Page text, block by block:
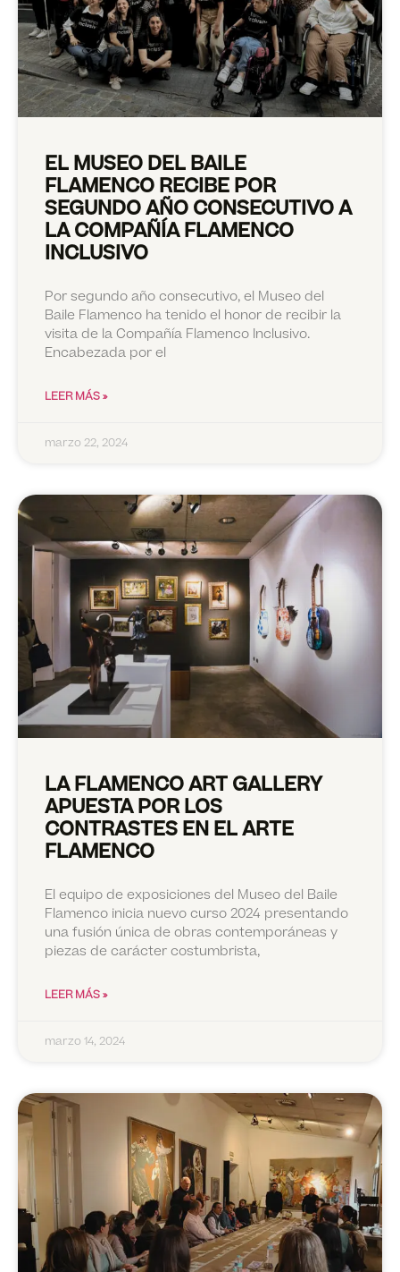
EL MUSEO DEL BAILE
FLAMENCO RECIBE POR
SEGUNDO AÑO CONSECUTIVO A
LA COMPAÑÍA FLAMENCO
INCLUSIVO
Por segundo año consecutivo, el Museo del
Baile Flamenco ha tenido el honor de recibir la
visita de la Compañía Flamenco Inclusivo.
Encabezada por el
LEER MÁS »
marzo 22, 2024
LA FLAMENCO ART GALLERY
APUESTA POR LOS
CONTRASTES EN EL ARTE
FLAMENCO
El equipo de exposiciones del Museo del Baile
Flamenco inicia nuevo curso 2024 presentando
una fusión única de obras contemporáneas y
piezas de carácter costumbrista,
LEER MÁS »
marzo 14, 2024